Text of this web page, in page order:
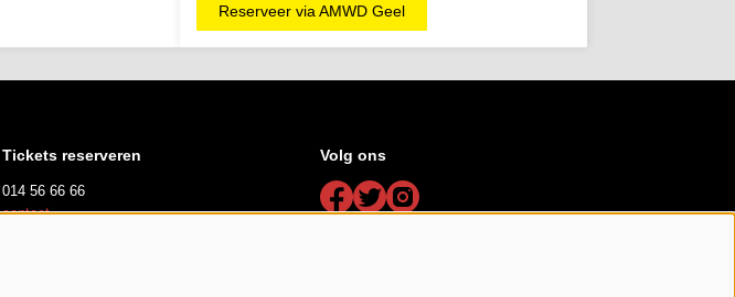
Reserveer via AMWD Geel
Tickets reserveren
014 56 66 66
contact
Volg ons